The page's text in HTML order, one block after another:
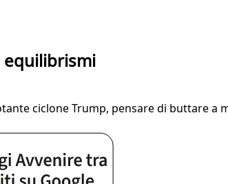
equilibrismi
ciclone Trump, pensare di buttare a